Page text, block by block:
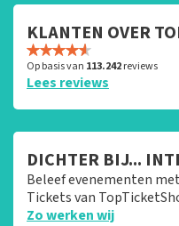
KLANTEN OVER
Op basis van 113.242reviews
Lees reviews
DICHTER BIJ...
Beleef evenementen met
Tickets van
Zo werken wij